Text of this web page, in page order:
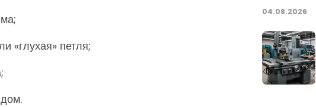
«глухая» петля;
04.08.2026